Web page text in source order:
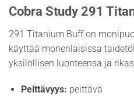
Cobra Study 291
291 Titanium Buff on
käyttää monenlaisissa
yksilöllisen luonteensa ja
Peittävyys: peittävä